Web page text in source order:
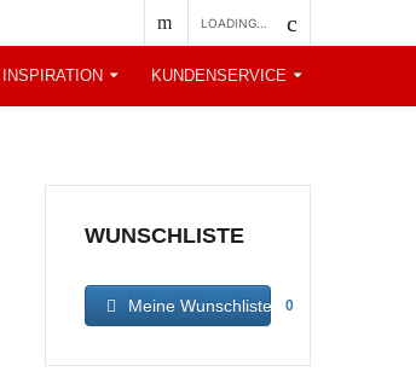
LOADING...
INSPIRATION KUNDENSERVICE
WUNSCHLISTE
Meine Wunschliste 0